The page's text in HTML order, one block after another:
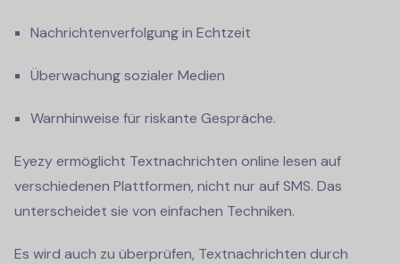
Nachrichtenverfolgung in Echtzeit
Überwachung sozialer Medien
Warnhinweise für riskante Gespräche.
Eyezy ermöglicht Textnachrichten online lesen auf
verschiedenen Plattformen, nicht nur auf SMS. Das
unterscheidet sie von einfachen Techniken.
Es wird auch zu überprüfen, Textnachrichten durch